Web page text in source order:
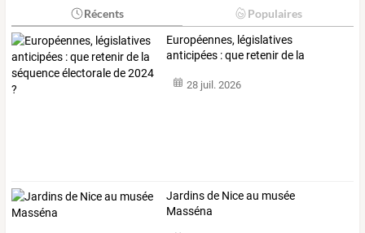
Récents Populaires
Européennes, législatives
anticipées :que retenirde la
28 juil. 2026
Jardins de Nice au musée
Masséna